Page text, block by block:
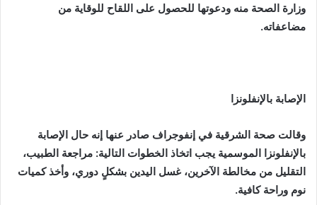
وزارة الصحة منه ودعوتها للحصول على اللقاح للوقاية من
مضاعفاته.
الإصابة بالإنفلونزا
وقالت صحة الشرقية في إنفوجراف صادر عنها إنه حال الإصابة
بالإنفلونزا الموسمية يجب اتخاذ الخطوات التالية: مراجعة الطبيب،
التقليل من مخالطة الآخرين، غسل اليدين بشكلٍ دوري، وأخذ كميات
نوم وراحة كافية.